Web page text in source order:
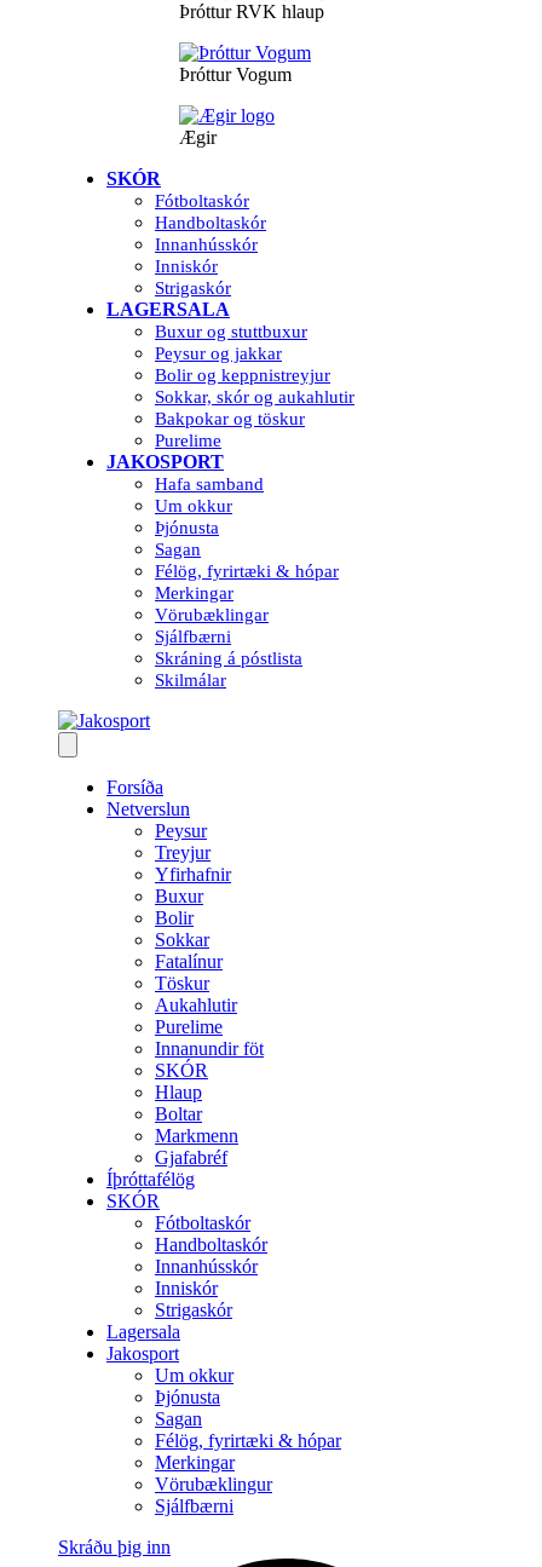
Þróttur RVK hlaup
Þróttur Vogum
Ægir
SKÓR
Fótboltaskór
Handboltaskór
Innanhússkór
Inniskór
Strigaskór
LAGERSALA
Buxur og stuttbuxur
Peysur og jakkar
Bolir og keppnistreyjur
Sokkar, skór og aukahlutir
Bakpokar og töskur
Purelime
JAKOSPORT
Hafa samband
Um okkur
Þjónusta
Sagan
Félög, fyrirtæki & hópar
Merkingar
Vörubæklingar
Sjálfbærni
Skráning á póstlista
Skilmálar
Forsíða
Netverslun
Peysur
Treyjur
Yfirhafnir
Buxur
Bolir
Sokkar
Fatalínur
Töskur
Aukahlutir
Purelime
Innanundir föt
SKÓR
Hlaup
Boltar
Markmenn
Gjafabréf
Íþróttafélög
SKÓR
Fótboltaskór
Handboltaskór
Innanhússkór
Inniskór
Strigaskór
Lagersala
Jakosport
Um okkur
Þjónusta
Sagan
Félög, fyrirtæki & hópar
Merkingar
Vörubæklingur
Sjálfbærni
Skráðu þig inn